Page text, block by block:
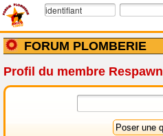
FORUM PLOMBERIE
Profil du membre Respawn